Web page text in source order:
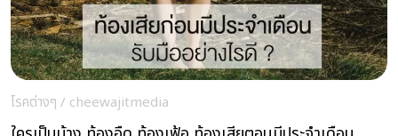
โรคต่างๆ / cheewajitmedia